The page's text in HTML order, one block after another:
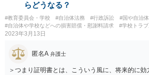
らどうなる？
#教育委員会・学校 #自治体法務 #行政訴訟
#国や自治体
#自治体や学校などへの損害賠償・慰謝料請求
#学校トラ
2023年3月13日
匿名A 弁護士
＞つまり証明書とは、こういう風に、将来的に